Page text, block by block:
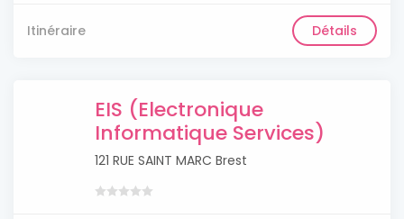
Itinéraire Détails
EIS (Electronique
Informatique Services)
121 RUE SAINT MARC Brest